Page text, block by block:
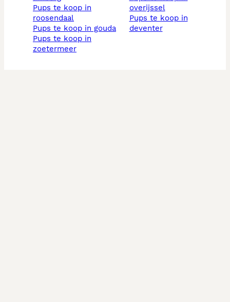
pups te koop in
roosendaal
pups te koop in gouda
pups te koop in
zoetermeer
overijssel
pups te koop in
deventer